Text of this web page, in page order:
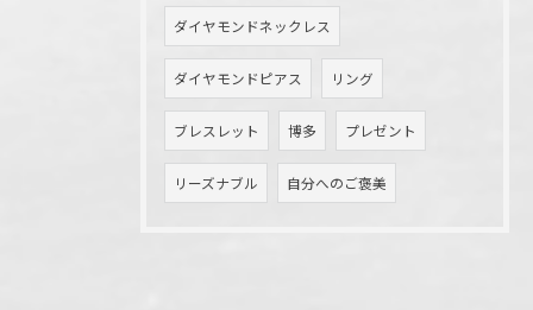
ダイヤモンドネックレス
ダイヤモンドピアス リング
ブレスレット 博多 プレゼント
リーズナブル 自分へのご褒美